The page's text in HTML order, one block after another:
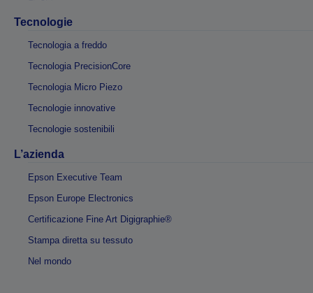
Tecnologie
Tecnologia a freddo
Tecnologia PrecisionCore
Tecnologia Micro Piezo
Tecnologie innovative
Tecnologie sostenibili
L’azienda
Epson Executive Team
Epson Europe Electronics
Certificazione Fine Art Digigraphie®
Stampa diretta su tessuto
Nel mondo